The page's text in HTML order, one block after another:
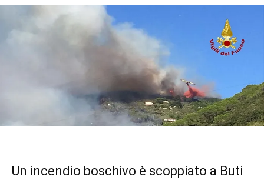
Un incendio boschivo è scoppiato a Buti